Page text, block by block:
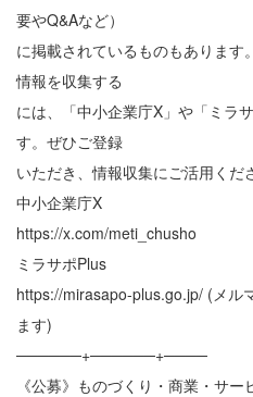
要やQ&Aなど）
に掲載されているものもありま
情報を収集する
には、「中小企業庁X」や「ミラ
す。ぜひご登録
いただき、情報収集にご活用くだ
中小企業庁X
https://x.com/meti_chusho
ミラサポPlus
https://mirasapo-plus.go.jp/ (メル
ます)
──────+──────+────
《公募》ものづくり・商業・サ